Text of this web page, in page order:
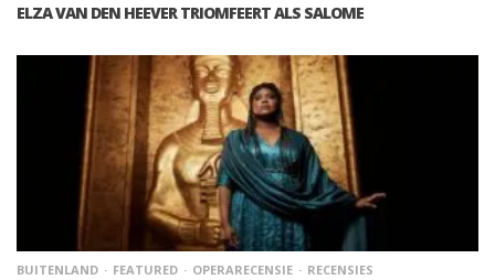
ELZA VAN DEN HEEVER TRIOMFEERT ALS SALOME
BUITENLAND FEATURED OPERARECENSIE RECENSIES